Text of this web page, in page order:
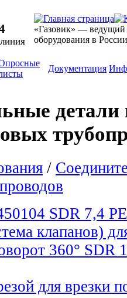
«Газовик» — ведущий
оборудования в России
Документация
/
SDR 7,4
клапанов)
360° SDR
для врезки